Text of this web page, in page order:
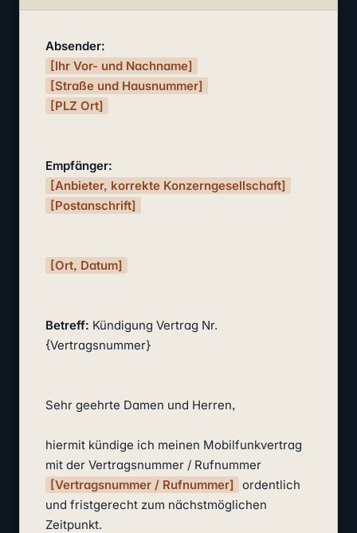
Absender:
[Ihr Vor- und Nachname]
[Straße und Hausnummer]
[PLZ Ort]
Empfänger:
[Anbieter, korrekte Konzerngesellschaft]
[Postanschrift]
[Ort, Datum]
Betreff: Kündigung Vertrag Nr.
{Vertragsnummer}
Sehr geehrte Damen und Herren,
hiermit kündige ich meinen Mobilfunkvertrag
[Vertragsnummer / Rufnummer]
ordentlich
und fristgerecht zum nächstmöglichen
Zeitpunkt.